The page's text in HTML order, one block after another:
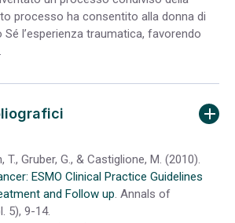
processo ha consentito alla donna di
l’esperienza traumatica, favorendo
T., Gruber, G., & Castiglione, M. (2010).
ESMO Clinical Practice Guidelines
and Follow up. Annals of
5), 9-14.